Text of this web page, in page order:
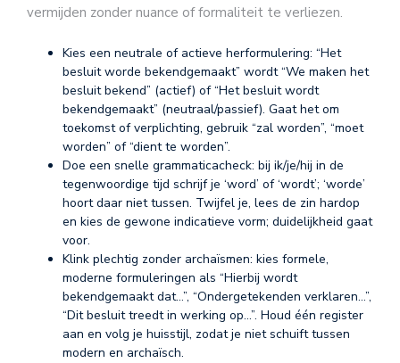
vermijden zonder nuance of formaliteit te verliezen.
Kies een neutrale of actieve herformulering: “Het
besluit worde bekendgemaakt” wordt “We maken het
besluit bekend” (actief) of “Het besluit wordt
bekendgemaakt” (neutraal/passief). Gaat het om
toekomst of verplichting, gebruik “zal worden”, “moet
worden” of “dient te worden”.
Doe een snelle grammaticacheck: bij ik/je/hij in de
tegenwoordige tijd schrijf je ‘word’ of ‘wordt’; ‘worde’
hoort daar niet tussen. Twijfel je, lees de zin hardop
en kies de gewone indicatieve vorm; duidelijkheid gaat
voor.
Klink plechtig zonder archaïsmen: kies formele,
moderne formuleringen als “Hierbij wordt
bekendgemaakt dat…”, “Ondergetekenden verklaren…”,
“Dit besluit treedt in werking op…”. Houd één register
aan en volg je huisstijl, zodat je niet schuift tussen
modern en archaïsch.